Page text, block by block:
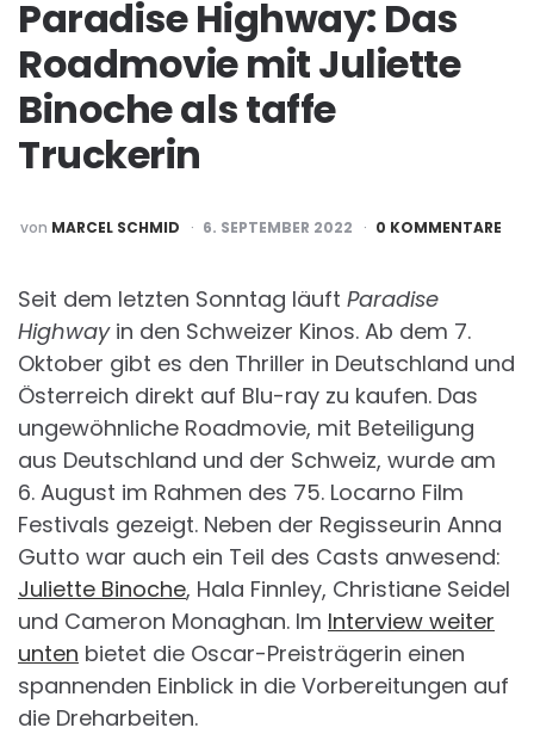
Paradise Highway: Das
Roadmovie mit Juliette
Binoche als taffe
Truckerin
POSTED
BY
von MARCEL SCHMID 6. SEPTEMBER 2022 0 KOMMENTARE
Seit dem letzten Sonntag läuft Paradise
Highwayin den Schweizer Kinos. Ab dem 7.
Oktober gibt es den Thriller in Deutschland und
Österreich direkt auf Blu-ray zu kaufen. Das
ungewöhnliche Roadmovie, mit Beteiligung
aus Deutschland und der Schweiz, wurde am
6. August im Rahmen des 75. Locarno Film
Festivals gezeigt. Neben der Regisseurin Anna
Gutto war auch ein Teil des Casts anwesend:
Juliette Binoche, Hala Finnley, Christiane Seidel
und Cameron Monaghan. Im Interview weiter
unten bietet die Oscar-Preisträgerin einen
spannenden Einblick in die Vorbereitungen auf
die Dreharbeiten.